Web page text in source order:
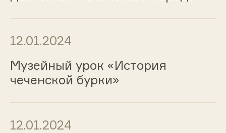
12.01.2024
Музейный урок «История
чеченской бурки»
12.01.2024